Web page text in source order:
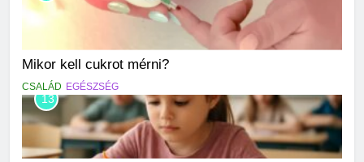
Mikor kell cukrot mérni?
CSALÁD EGÉSZSÉG
13